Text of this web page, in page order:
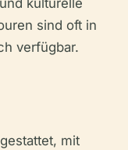
kulturelle
sind oft in
verfügbar.
mit